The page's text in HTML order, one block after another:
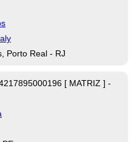
Porto Real - RJ
[ MATRIZ ] -